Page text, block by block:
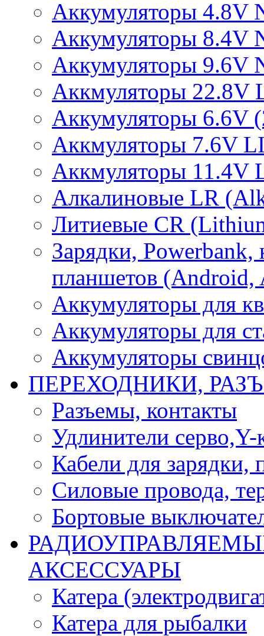
Аккумуляторы 4.8V
Аккумуляторы 8.4V
Аккумуляторы 9.6V
Аккмуляторы 22.8V
Аккумуляторы 6.6V
Аккмуляторы 7.6V
Аккмуляторы 11.4V
Алкалиновые LR
Литиевые CR
Зарядки, Powerbank,
планшетов (Android,
Аккумуляторы для
Аккумуляторы для
Аккумуляторы
ПЕРЕХОДНИКИ,
Разъемы, контакты
Удлинители серво,Y-
Кабели для зарядки,
Силовые провода,
Бортовые
АКСЕССУАРЫ
Катера
Катера для рыбалки